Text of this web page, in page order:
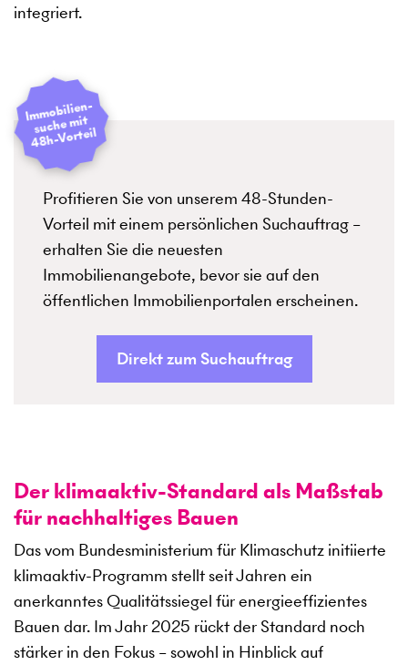
integriert.
Profitieren Sie von unserem 48-Stunden-
Vorteil mit einem persönlichen Suchauftrag –
erhalten Sie die neuesten
Immobilienangebote, bevor sie auf den
öffentlichen Immobilienportalen erscheinen.
I
mmobilien­
suche mit
48h-Vorteil
Direkt zum Suchauftrag
Der klimaaktiv-Standard als Maßstab
für nachhaltiges Bauen
Das vom Bundesministerium für Klimaschutz initiierte
klimaaktiv-Programm stellt seit Jahren ein
anerkanntes Qualitätssiegel für energieeffizientes
Bauen dar. Im Jahr 2025 rückt der Standard noch
stärker in den Fokus – sowohl in Hinblick auf